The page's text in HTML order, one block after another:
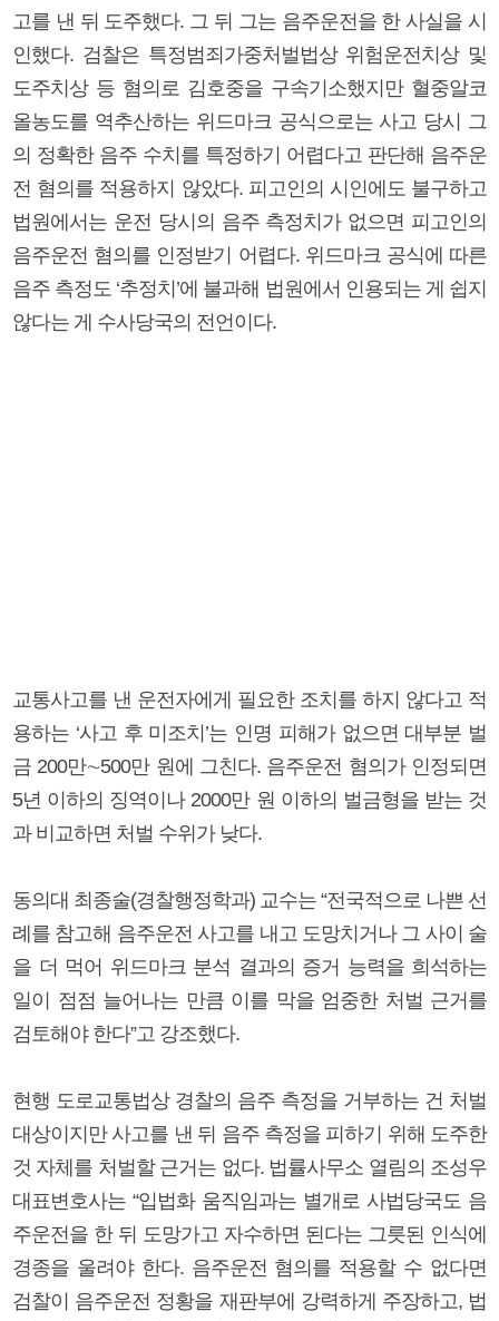
고를 낸 뒤 도주했다. 그 뒤 그는 음주운전을 한 사실을 시
인했다. 검찰은 특정범죄가중처벌법상 위험운전치상 및
도주치상 등 혐의로 김호중을 구속기소했지만 혈중알코
올농도를 역추산하는 위드마크 공식으로는 사고 당시 그
의 정확한 음주 수치를 특정하기 어렵다고 판단해 음주운
전 혐의를 적용하지 않았다. 피고인의 시인에도 불구하고
법원에서는 운전 당시의 음주 측정치가 없으면 피고인의
음주운전 혐의를 인정받기 어렵다. 위드마크 공식에 따른
음주 측정도 ‘추정치’에 불과해 법원에서 인용되는 게 쉽지
않다는 게 수사당국의 전언이다.
교통사고를 낸 운전자에게 필요한 조치를 하지 않다고 적
용하는 ‘사고 후 미조치’는 인명 피해가 없으면 대부분 벌
금 200만∼500만 원에 그친다. 음주운전 혐의가 인정되면
5년 이하의 징역이나 2000만 원 이하의 벌금형을 받는 것
과 비교하면 처벌 수위가 낮다.
동의대 최종술(경찰행정학과) 교수는 “전국적으로 나쁜 선
례를 참고해 음주운전 사고를 내고 도망치거나 그 사이 술
을 더 먹어 위드마크 분석 결과의 증거 능력을 희석하는
일이 점점 늘어나는 만큼 이를 막을 엄중한 처벌 근거를
검토해야 한다”고 강조했다.
현행 도로교통법상 경찰의 음주 측정을 거부하는 건 처벌
대상이지만 사고를 낸 뒤 음주 측정을 피하기 위해 도주한
것 자체를 처벌할 근거는 없다. 법률사무소 열림의 조성우
대표변호사는 “입법화 움직임과는 별개로 사법당국도 음
주운전을 한 뒤 도망가고 자수하면 된다는 그릇된 인식에
경종을 울려야 한다. 음주운전 혐의를 적용할 수 없다면
검찰이 음주운전 정황을 재판부에 강력하게 주장하고, 법